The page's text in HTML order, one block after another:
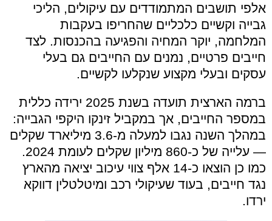
אלפי תושבים המתמודדים עם עיקולים, הליכי
גבייה וקשיים כלכליים שהחריפו בעקבות
המלחמה, יוקר המחיה והפגיעה בהכנסות. לצד
חייבים פרטיים, נמנים עם החייבים גם בעלי
עסקים ובעלי מקצוע שנקלעו לקשיים.
ברמה הארצית תועדה בשנת 2025 ירידה כללית
במספר החייבים, אך במקביל זינקו היקפי הגבייה:
במהלך השנה נגבו למעלה מ-3.6 מיליארד שקלים
— עלייה של כ-860 מיליון שקלים לעומת 2024.
כמו כן הוצאו כ-14 אלף צווי עיכוב יציאה מהארץ
נגד חייבים, בעוד שעיקולי רכב ומיטלטלין דווקא
ירדו.